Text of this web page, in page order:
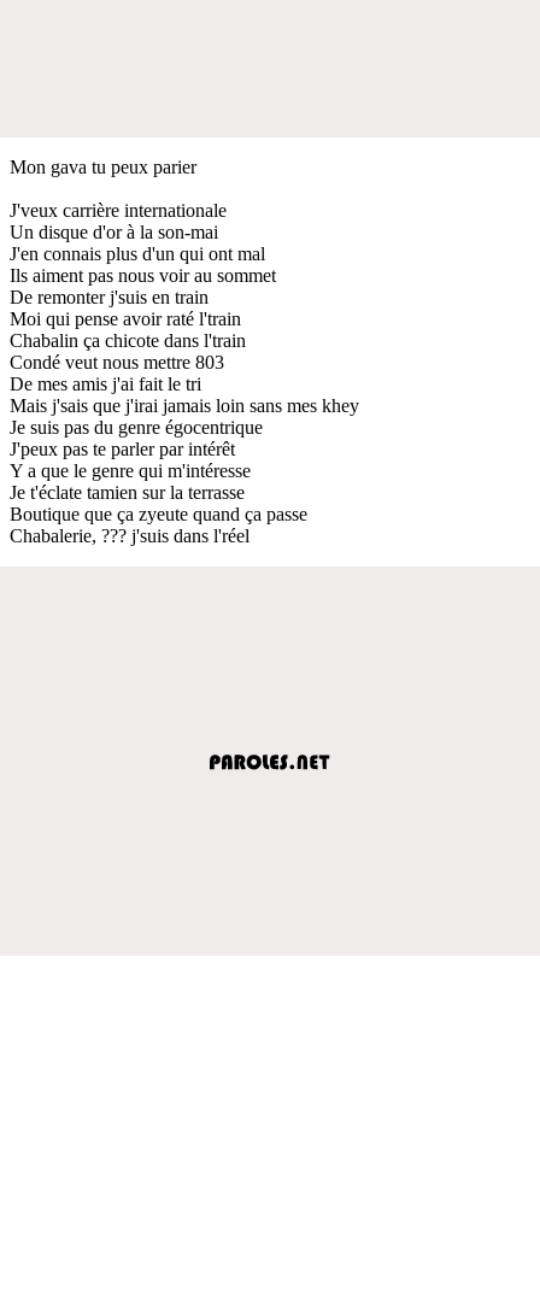
Mon gava tu peux parier
J'veux carrière internationale
Un disque d'or à la son-mai
J'en connais plus d'un qui ont mal
Ils aiment pas nous voir au sommet
De remonter j'suis en train
Moi qui pense avoir raté l'train
Chabalin ça chicote dans l'train
Condé veut nous mettre 803
De mes amis j'ai fait le tri
Mais j'sais que j'irai jamais loin sans mes khey
Je suis pas du genre égocentrique
J'peux pas te parler par intérêt
Y a que le genre qui m'intéresse
Je t'éclate tamien sur la terrasse
Boutique que ça zyeute quand ça passe
Chabalerie, ??? j'suis dans l'réel